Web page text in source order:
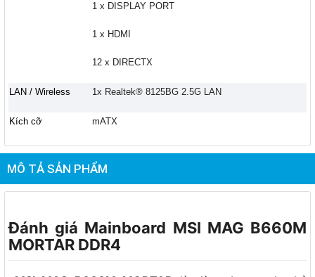
1 x DISPLAY PORT
1 x HDMI
12 x DIRECTX
LAN / Wireless 1x Realtek® 8125BG 2.5G LAN
Kích cỡ mATX
MÔ TẢ SẢN PHẨM
Đánh giá Mainboard MSI MAG B660M
MORTAR DDR4